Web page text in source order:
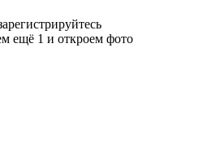
ещё 1 и откроем фото